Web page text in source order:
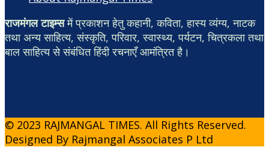
राजमंगल टाइम्समें प्रकाशन हेतु कहानी, कविता, हास्य व्यंग्य, नाटक
तथा अन्य साहित्य, संस्कृति, परिवार, स्वास्थ्य, पर्यटन, चित्रकला तथा
बाल साहित्य से संबंधित हिंदी रचनाएँ आमंत्रित है।
© 2023 RAJMANGAL TIMES. All Rights Reserved.
Designed By Rajmangal Associates P Ltd